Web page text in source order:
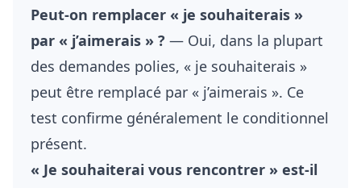
Peut-on remplacer « je souhaiterais »
par « j’aimerais » ? — Oui, dans la plupart
des demandes polies, « je souhaiterais »
peut être remplacé par « j’aimerais ». Ce
test confirme généralement le conditionnel
présent.
« Je souhaiterai vous rencontrer » est-il